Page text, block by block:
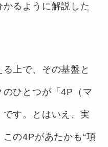
るように解説した
上で、その基盤と
ひとつが「4P（マ
す。とはいえ、実
の4Pがあたかも“項